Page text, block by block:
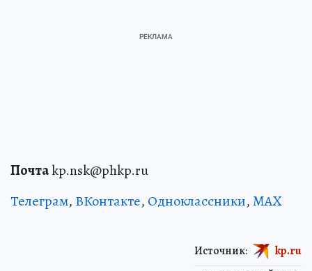
Почтаkp.nsk@phkp.ru
Телеграм, ВКонтакте, Одноклассники,MAX
Источник: kp.ru